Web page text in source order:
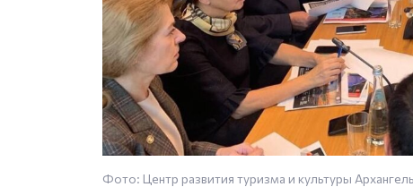
Фото: Центр развития туризма и культуры